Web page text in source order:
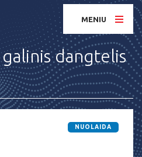
MENIU
dangtelis
NUOLAIDA